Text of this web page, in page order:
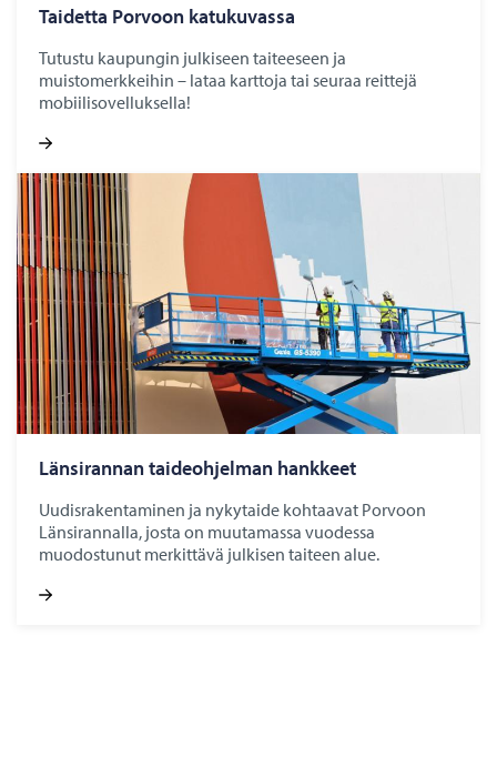
Tai­det­ta Por­voon ka­tu­ku­vas­sa
Tutustu kaupungin julkiseen taiteeseen ja
muistomerkkeihin – lataa karttoja tai seuraa reittejä
mobiilisovelluksella!
Län­si­ran­nan tai­deoh­jel­man hank­keet
Uudisrakentaminen ja nykytaide kohtaavat Porvoon
Länsirannalla, josta on muutamassa vuodessa
muodostunut merkittävä julkisen taiteen alue.